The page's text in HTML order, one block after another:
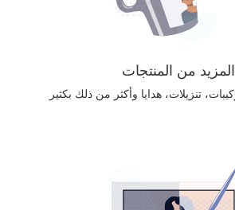
المزيد من المنتجات